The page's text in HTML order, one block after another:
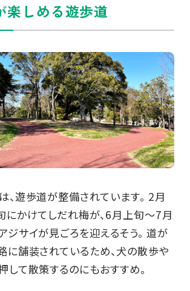
楽しめる遊歩道
、遊歩道が整備されています。 2月
かけてしだれ梅が、6月上旬～7月
ジサイが見ごろを迎えるそう。 道が
に舗装されているため、犬の散歩や
して散策するのにもおすすめ。